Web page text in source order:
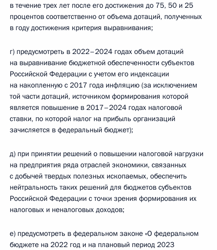
в течение трех лет после его достижения до 75, 50 и 25
процентов соответственно от объема дотаций, полученных
в году достижения критерия выравнивания;
г) предусмотреть в 2022–2024 годах объем дотаций
на выравнивание бюджетной обеспеченности субъектов
Российской Федерации с учетом его индексации
на накопленную с 2017 года инфляцию (за исключением
той части дотаций, источником формирования которой
является повышение в 2017–2024 годах налоговой
ставки, по которой налог на прибыль организаций
зачисляется в федеральный бюджет);
д) при принятии решений о повышении налоговой нагрузки
на предприятия ряда отраслей экономики, связанных
с добычей твердых полезных ископаемых, обеспечить
нейтральность таких решений для бюджетов субъектов
Российской Федерации с точки зрения формирования их
налоговых и неналоговых доходов;
е) предусмотреть в федеральном законе «О федеральном
бюджете на 2022 год и на плановый период 2023